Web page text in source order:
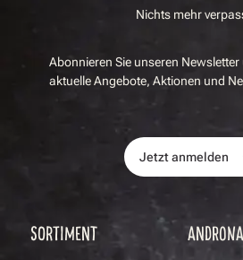
Nichts mehr
Abonnieren Sie unseren Newsletter
aktuelle Angebote, Aktionen und
Jetzt anmelden
SORTIMENT